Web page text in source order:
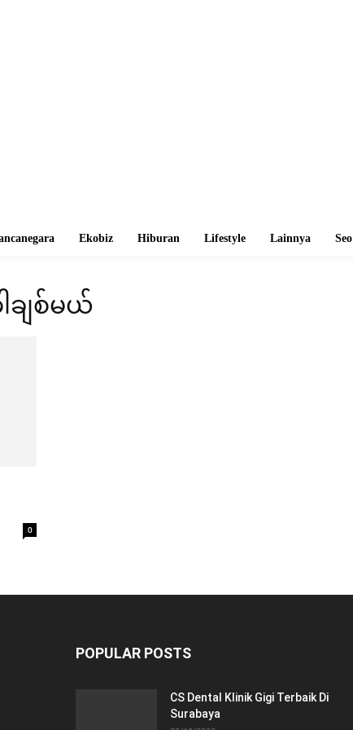
Ekobiz Hiburan Lifestyle Lainnya Seo
ချစ်မယ်
0
POPULAR POSTS
CS Dental Klinik Gigi Terbaik Di
Surabaya